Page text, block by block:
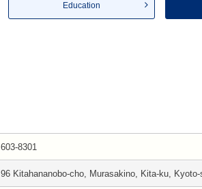
Education
603-8301
96 Kitahananobo-cho, Murasakino, Kita-ku,